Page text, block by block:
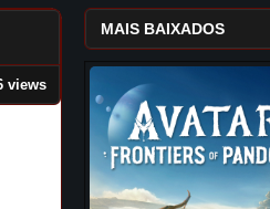
views
MAIS BAIXADOS